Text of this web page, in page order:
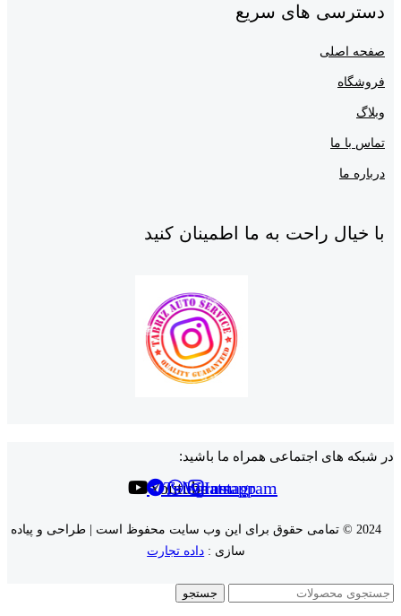
دسترسی های سریع
صفحه اصلی
فروشگاه
وبلاگ
تماس با ما
درباره ما
با خیال راحت به ما اطمینان کنید
در شبکه های اجتماعی همراه ما باشید:
Instagram
Whatsapp
Telegram
Youtube
2024 © تمامی حقوق برای این وب سایت محفوظ است | طراحی و پیاده
سازی : داده تجارت
جستجو